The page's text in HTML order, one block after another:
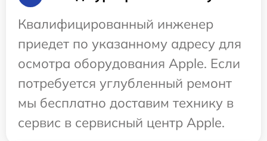
Квалифицированный инженер
приедет по указанному адресу для
осмотра оборудования Apple. Если
потребуется углубленный ремонт
мы бесплатно доставим технику в
сервис в сервисный центр Apple.